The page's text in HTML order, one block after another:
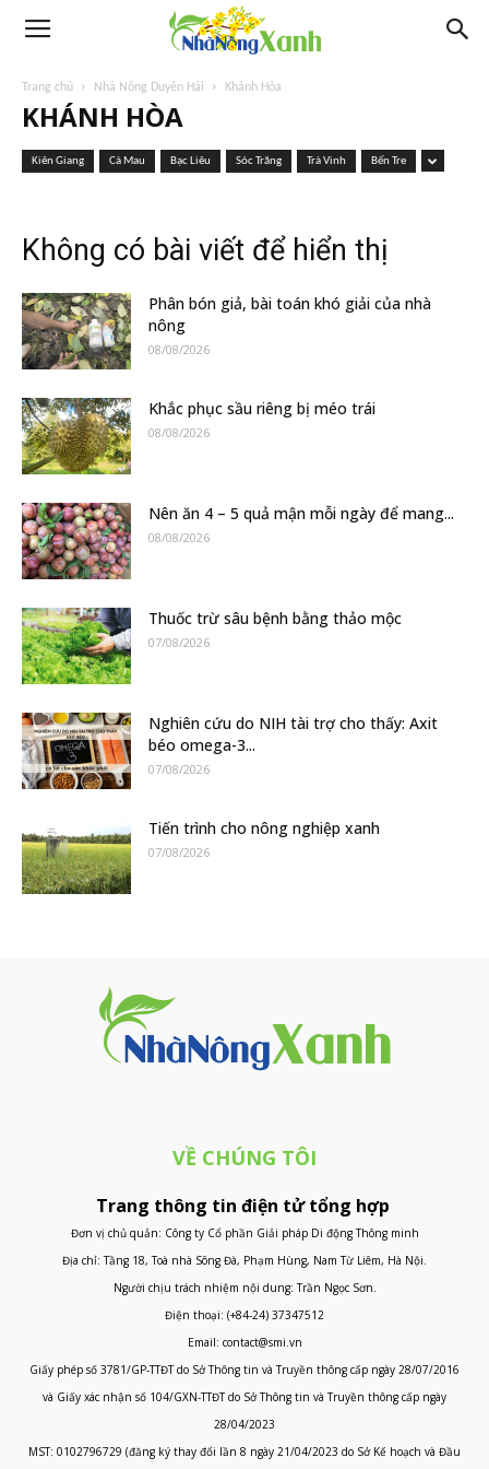
Trang chủ Nhà Nông Duyên Hải Khánh Hòa
KHÁNH HÒA
Kiên Giang Cà Mau Bạc Liêu Sóc Trăng Trà Vinh Bến Tre
Không có bài viết để hiển thị
Phân bón giả, bài toán khó giải của nhà
nông
08/08/2026
Khắc phục sầu riêng bị méo trái
08/08/2026
Nên ăn 4 – 5 quả mận mỗi ngày để mang...
08/08/2026
Thuốc trừ sâu bệnh bằng thảo mộc
07/08/2026
Nghiên cứu do NIH tài trợ cho thấy: Axit
béo omega-3...
07/08/2026
Tiến trình cho nông nghiệp xanh
07/08/2026
VỀ CHÚNG TÔI
Trang thông tin điện tử tổng hợp
Đơn vị chủ quản: Công ty Cổ phần Giải pháp Di động Thông minh
Địa chỉ: Tầng 18, Toà nhà Sông Đà, Phạm Hùng, Nam Từ Liêm, Hà Nội.
Người chịu trách nhiệm nội dung: Trần Ngọc Sơn.
Điện thoại: (+84-24) 37347512
Email: contact@smi.vn
Giấy phép số 3781/GP-TTĐT do Sở Thông tin và Truyền thông cấp ngày 28/07/2016
và Giấy xác nhận số 104/GXN-TTĐT do Sở Thông tin và Truyền thông cấp ngày
28/04/2023
MST: 0102796729 (đăng ký thay đổi lần 8 ngày 21/04/2023 do Sở Kế hoạch và Đầu